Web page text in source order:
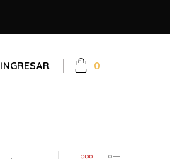
INGRESAR 0